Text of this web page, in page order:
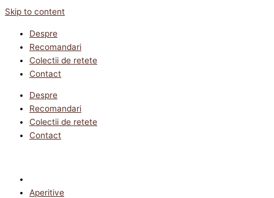
Skip to content
Despre
Recomandari
Colectii de retete
Contact
Despre
Recomandari
Colectii de retete
Contact
Aperitive